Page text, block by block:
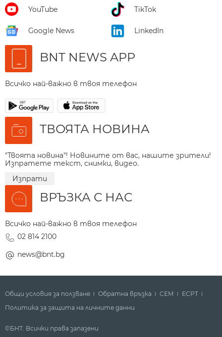
YouTube TikTok
Google News LinkedIn
BNT NEWS APP
Всичко най-важно в твоя телефон
ТВОЯТА НОВИНА
"Твоята новина"! Новините от вас, нашите зрители!
Изпратете текст, снимки, видео.
Изпрати
ВРЪЗКА С НАС
Всичко най-важно в твоя телефон
02 814 2100
news@bnt.bg
Общи условия за ползване Обратна връзка СЕМ
ECPT
Политика за защита на личните данни
©БНТ. Всички права запазени